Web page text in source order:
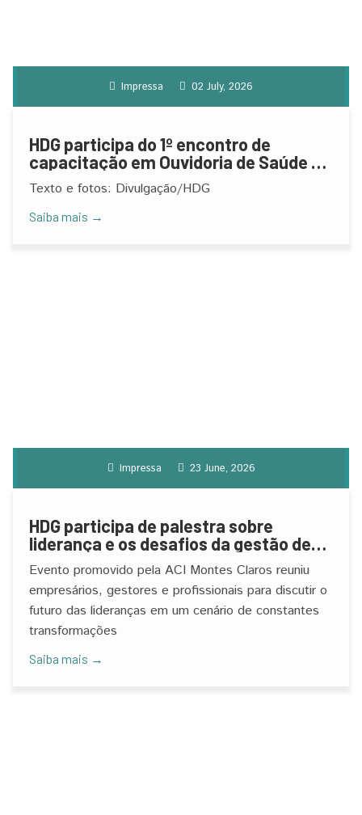
Impressa 02 July, 2026
HDG participa do 1º encontro de
capacitação em Ouvidoria de Saúde de
MOC
Texto e fotos: Divulgação/HDG
Saiba mais →
Impressa 23 June, 2026
HDG participa de palestra sobre
liderança e os desafios da gestão de
pessoas
Evento promovido pela ACI Montes Claros reuniu
empresários, gestores e profissionais para discutir o
futuro das lideranças em um cenário de constantes
transformações
Saiba mais →